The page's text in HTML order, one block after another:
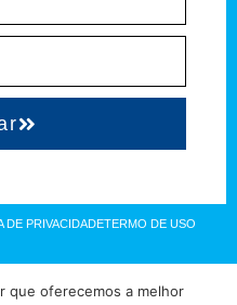
DE PRIVACIDADETERMO DE USO
Atualizado pelo Consórcio de
que oferecemos a melhor